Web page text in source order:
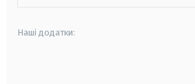
Наші додатки: